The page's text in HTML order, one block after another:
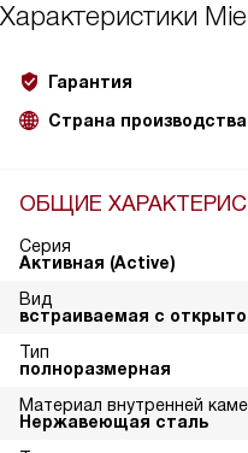
Характеристики
Гарантия
Страна производства
ОБЩИЕ
Серия
Активная (Active)
Вид
встраиваемая с
Тип
полноразмерная
Материал внутренней
Нержавеющая сталь